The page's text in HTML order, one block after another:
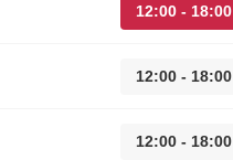
12:00 - 18:00
12:00 - 18:00
12:00 - 18:00